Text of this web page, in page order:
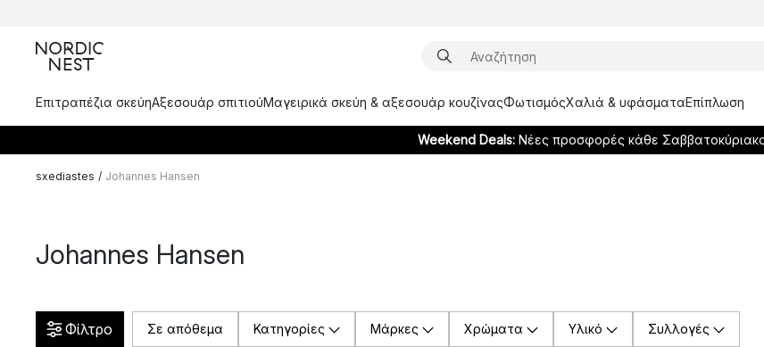
Επιτραπέζια σκεύηΑξεσουάρ σπιτιούΜαγειρικά σκεύη & αξεσουάρ κουζίναςΦωτισμόςΧαλιά & υφάσματαΕπίπλωση
Weekend Deals: Νέες προσφορές κάθε
sxediastes / Johannes Hansen
Johannes Hansen
Φίλτρο Σε απόθεμα Κατηγορίες Μάρκες Χρώματα Υλικό Συλλογές